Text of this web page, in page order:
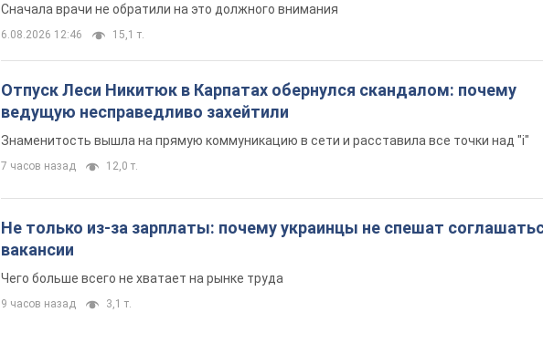
Сначала врачи не обратили на это должного внимания
6.08.2026 12:46 15,1 т.
Отпуск Леси Никитюк в Карпатах обернулся скандалом: почему
ведущую несправедливо захейтили
Знаменитость вышла на прямую коммуникацию в сети и расставила все точки над "i"
7 часов назад 12,0 т.
Не только из-за зарплаты: почему украинцы не спешат
вакансии
Чего больше всего не хватает на рынке труда
9 часов назад 3,1 т.